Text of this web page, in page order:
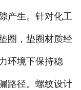
产生。针对化工
圈，垫圈材质经
环境下保持稳
路径。螺纹设计